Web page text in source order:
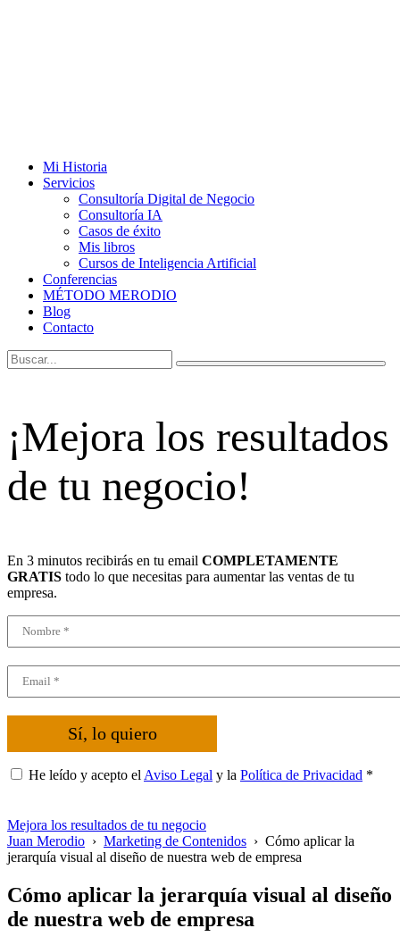
Mi Historia
Servicios
Consultoría Digital de Negocio
Consultoría IA
Casos de éxito
Mis libros
Cursos de Inteligencia Artificial
Conferencias
MÉTODO MERODIO
Blog
Contacto
¡Mejora los resultados
de tu negocio!
En 3 minutos recibirás en tu email COMPLETAMENTE
GRATIS todo lo que necesitas para aumentar las ventas de tu
empresa.
Sí, lo quiero
He leído y acepto el Aviso Legal y la Política de Privacidad *
Mejora los resultados de tu negocio
Juan Merodio › Marketing de Contenidos › Cómo aplicar la
jerarquía visual al diseño de nuestra web de empresa
Cómo aplicar la jerarquía visual al diseño
de nuestra web de empresa